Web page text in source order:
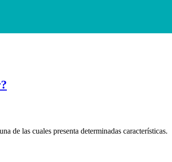
de las cuales presenta determinadas características.